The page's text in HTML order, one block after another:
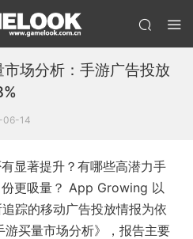
场分析：手游广告投放
06-14
显著提升？有哪些高潜力手
更吸量？ App Growing 以
踪的移动广告投放情报为依
买量市场分析》，报告主要